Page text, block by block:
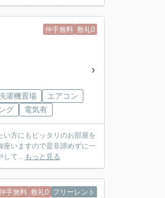
仲手無料 敷礼0
濯機置場
エアコン
グ 電気有
い方にもピッタリのお部屋を
座いますので是非諦めずに一
して... もっと見る
手無料 敷礼0 フリーレント